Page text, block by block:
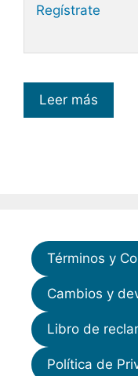
Regístrate
Leer más
Términos y
Cambios y
Libro de
Política de